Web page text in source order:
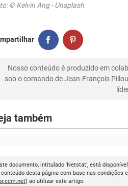
© Kelvin Ang - Unsplash
Nosso conteúdo é produzido em
sob o comando de Jean-François
também
documento, intitulado 'Netstat', está
conteúdo desta página com base nas condições
) ao utilizar este artigo.